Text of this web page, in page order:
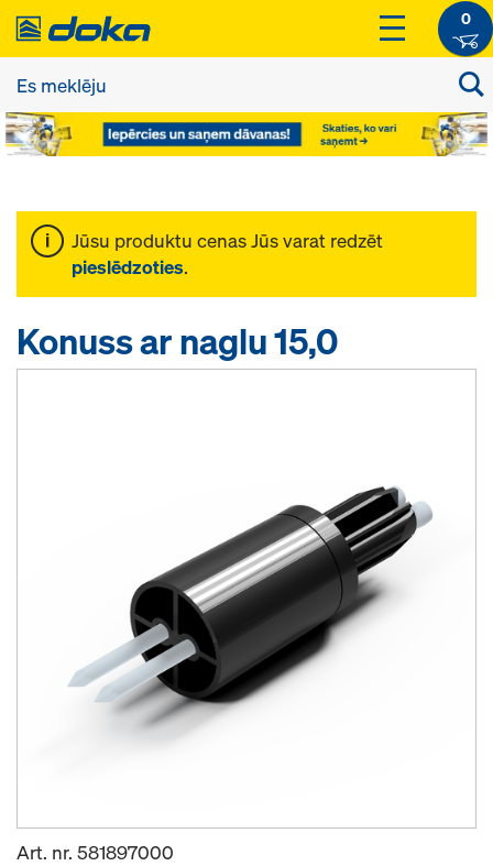
0
Jūsu produktu cenas Jūs varat redzēt
pieslēdzoties.
Konuss ar naglu 15,0
Art. nr. 581897000